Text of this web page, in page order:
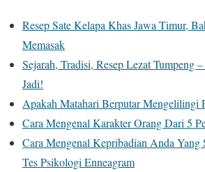
Resep Sate Kelapa Khas Jawa Timur,
Memasak
Sejarah, Tradisi, Resep Lezat Tumpeng
Jadi!
Apakah Matahari Berputar Mengelilingi
Cara Mengenal Karakter Orang Dari 5
Cara Mengenal Kepribadian Anda Yang
Tes Psikologi Enneagram